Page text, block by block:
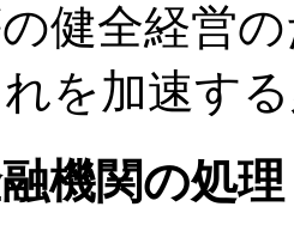
健全経営
を加速す
機関の処理